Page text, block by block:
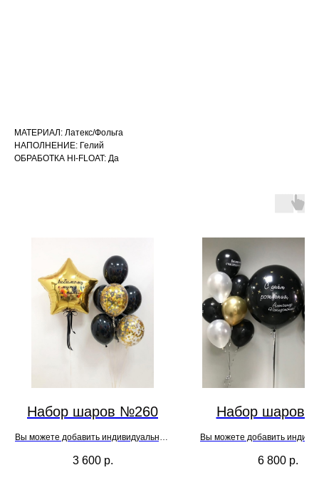
МАТЕРИАЛ: Латекс/Фольга
НАПОЛНЕНИЕ: Гелий
ОБРАБОТКА HI-FLOAT: Да
Набор шаров №260
Вы можете добавить индивидуальную
заказа
3 600 р.
Набор шаров
Вы можете добавить
заказа
6 800 р.